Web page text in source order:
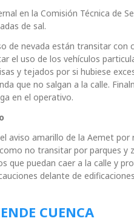
en la Comisión Técnica de
de sal.
de nevada están transitar con
el uso de los vehículos
y tejados por si hubiese
que no salgan a la calle.
en el operativo.
aviso amarillo de la Aemet por
no transitar por parques y
puedan caer a la calle y
delante de
CUENCA